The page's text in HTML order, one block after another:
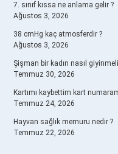
7. sınıf kıssa ne anlama gelir ?
Ağustos 3, 2026
38 cmHg kaç atmosferdir ?
Ağustos 3, 2026
Şişman bir kadın nasıl
Temmuz 30, 2026
Kartımı kaybettim kart
Temmuz 24, 2026
Hayvan sağlık memuru nedir ?
Temmuz 22, 2026